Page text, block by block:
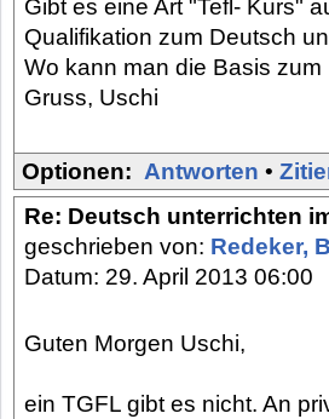
Gibt es eine Art "Tefl- Kurs"
Qualifikation zum Deutsch
Wo kann man die Basis
Gruss, Uschi
Optionen: Antworten •
Re: Deutsch unterrichten
geschrieben von: Redeker,
Datum: 29. April 2013 06:00
Guten Morgen Uschi,
ein TGFL gibt es nicht. An